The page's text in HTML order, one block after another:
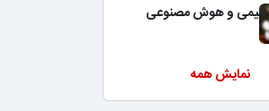
شیمی و هوش مصنوعی
نمایش همه